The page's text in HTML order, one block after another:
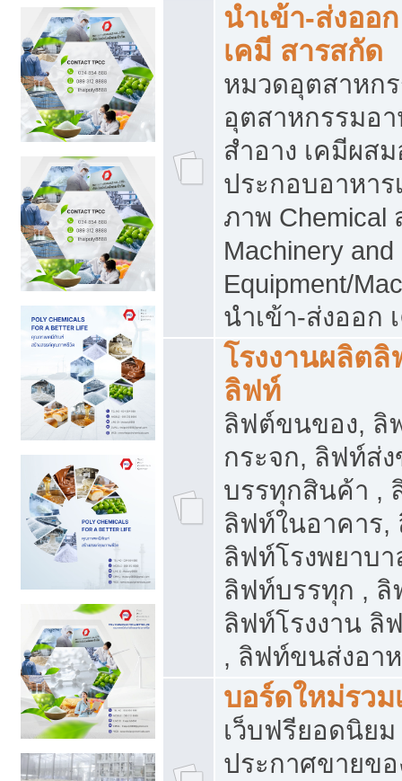
นำเข้า-ส่งออ
เคมี สารสกัด
หมวดอุตสาหก
อุตสาหกรรมอา
สำอาง เคมีผส
ประกอบอาหาร
ภาพ Chemical
Machinery
Equipment/
นำเข้า-ส่งออก
โรงงานผลิต
ลิฟท์
ลิฟต์ขนของ, ลิ
กระจก, ลิฟท์ส่
บรรทุกสินค้า ,
ลิฟท์ในอาคาร,
ลิฟท์โรงพยาบ
ลิฟท์บรรทุก ,
ลิฟท์โรงงาน ลิ
, ลิฟท์ขนส่งอา
บอร์ดใหม่รว
เว็บฟรียอดนิย
ประกาศขายข